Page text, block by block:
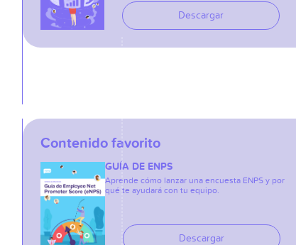
Descargar
Contenido favorito
GUÍA DE ENPS
Aprende cómo lanzar una encuesta ENPS y por
qué te ayudará con tu equipo.
Descargar